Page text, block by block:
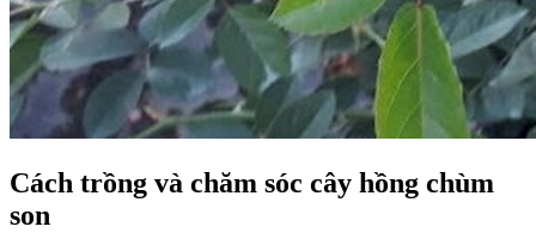
Cách trồng và chăm sóc cây hồng chùm
son